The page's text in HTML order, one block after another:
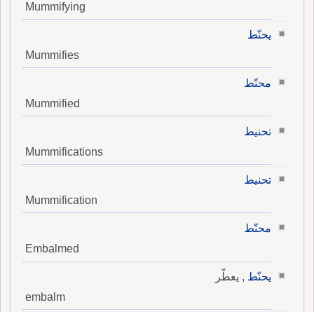
Mummifying
يحنّط
Mummifies
محنّط
Mummified
تحنيط
Mummifications
تحنيط
Mummification
محنّط
Embalmed
يحنّط , يعطّر
embalm